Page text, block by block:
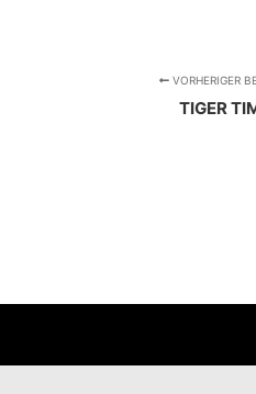
VORHERIGER
TIGER